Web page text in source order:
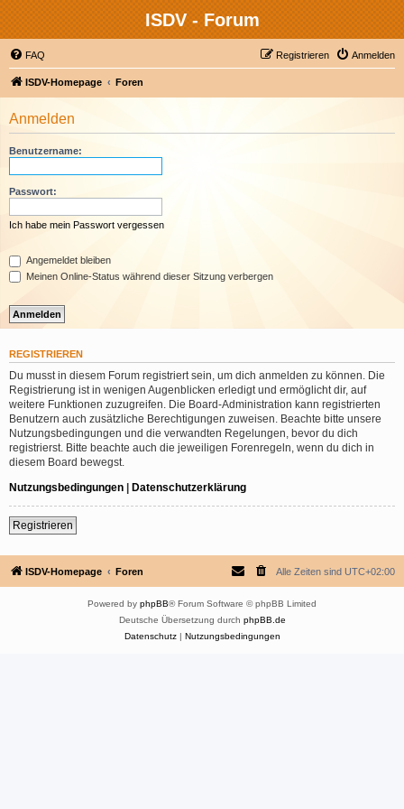
ISDV - Forum
FAQ Anmelden
Registrieren
ISDV-Homepage Foren
Anmelden
Benutzername:
Passwort:
Ich habe mein Passwort vergessen
Angemeldet bleiben
Meinen Online-Status während dieser Sitzung verbergen
REGISTRIEREN
Du musst in diesem Forum registriert sein, um dich anmelden zu können. Die
Registrierung ist in wenigen Augenblicken erledigt und ermöglicht dir, auf
weitere Funktionen zuzugreifen. Die Board-Administration kann registrierten
Benutzern auch zusätzliche Berechtigungen zuweisen. Beachte bitte unsere
Nutzungsbedingungen und die verwandten Regelungen, bevor du dich
registrierst. Bitte beachte auch die jeweiligen Forenregeln, wenn du dich in
diesem Board bewegst.
Nutzungsbedingungen | Datenschutzerklärung
Registrieren
ISDV-Homepage Foren Alle Zeiten sind UTC+02:00
Powered by phpBB® Forum Software © phpBB Limited
Deutsche Übersetzung durch phpBB.de
Datenschutz| Nutzungsbedingungen